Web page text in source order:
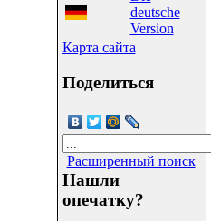
deutsche
Version
Карта сайта
Поделиться
Расширенный поиск
Нашли
опечатку?